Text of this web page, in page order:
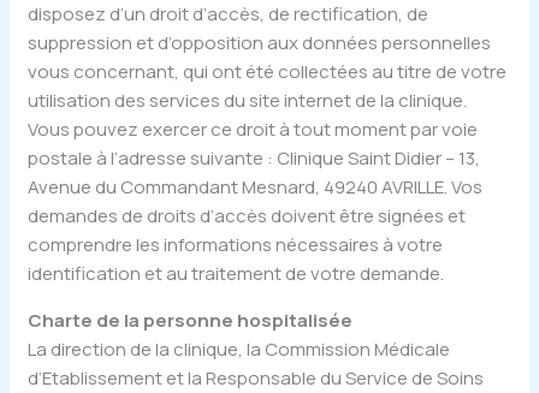
disposez d’un droit d’accès, de rectification, de
suppression et d’opposition aux données personnelles
vous concernant, qui ont été collectées au titre de votre
utilisation des services du site internet de la clinique.
Vous pouvez exercer ce droit à tout moment par voie
postale à l’adresse suivante : Clinique Saint Didier – 13,
Avenue du Commandant Mesnard, 49240 AVRILLE. Vos
demandes de droits d’accès doivent être signées et
comprendre les informations nécessaires à votre
identification et au traitement de votre demande.
Charte de la personne hospitalisée
La direction de la clinique, la Commission Médicale
d’Etablissement et la Responsable du Service de Soins